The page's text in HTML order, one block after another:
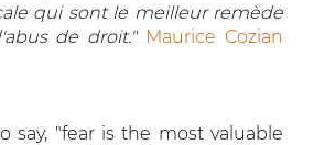
qui sont le meilleur remède
de droit." Maurice Cozian
say, "fear is the most valuable